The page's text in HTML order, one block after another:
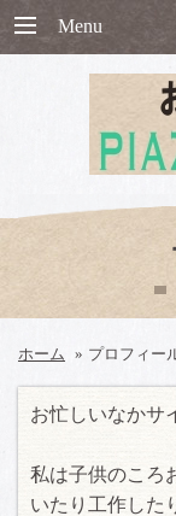
Menu
ホーム » プロフィー
お忙しいなかサ
私は子供のころ
いたり工作した